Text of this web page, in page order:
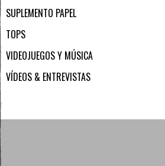
SUPLEMENTO PAPEL
TOPS
VIDEOJUEGOS Y MÚSICA
VÍDEOS & ENTREVISTAS